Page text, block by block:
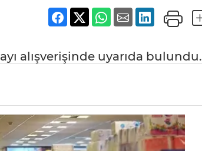
ayı alışverişinde uyarıda bulundu.